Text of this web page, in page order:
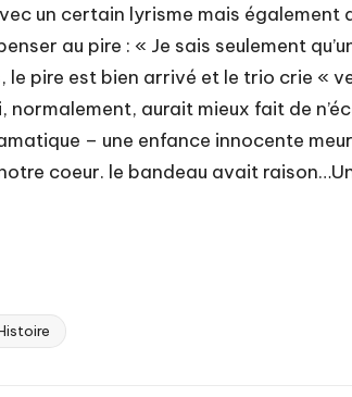
un certain lyrisme mais
au pire : « Je sais seulement
le pire est bien arrivé et le trio crie «
aurait mieux fait de
– une enfance innocente
coeur. le bandeau avait